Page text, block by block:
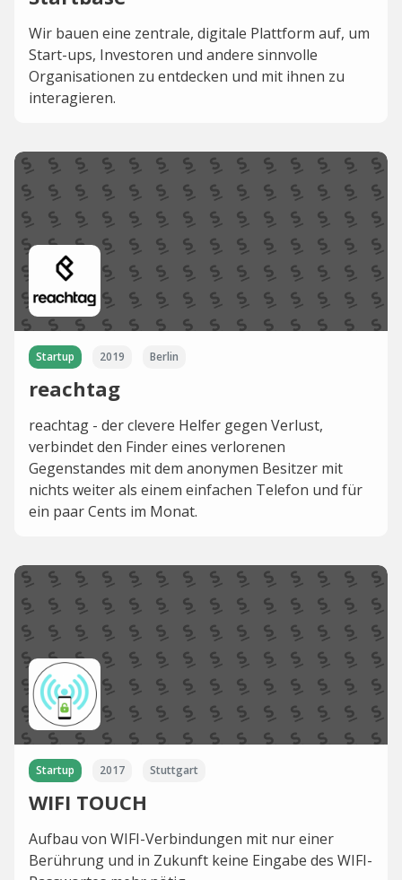
Wir bauen eine zentrale, digitale Plattform auf, um
Start-ups, Investoren und andere sinnvolle
Organisationen zu entdecken und mit ihnen zu
interagieren.
Startup 2019 Berlin
reachtag
reachtag - der clevere Helfer gegen Verlust,
verbindet den Finder eines verlorenen
Gegenstandes mit dem anonymen Besitzer mit
nichts weiter als einem einfachen Telefon und für
ein paar Cents im Monat.
Startup 2017 Stuttgart
WIFI TOUCH
Aufbau von WIFI-Verbindungen mit nur einer
Berührung und in Zukunft keine Eingabe des WIFI-